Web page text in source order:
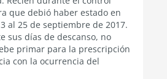
que debió haber estado en
al 25 de septiembre de 2017.
sus días de descanso, no
primar para la prescripción
con la ocurrencia del